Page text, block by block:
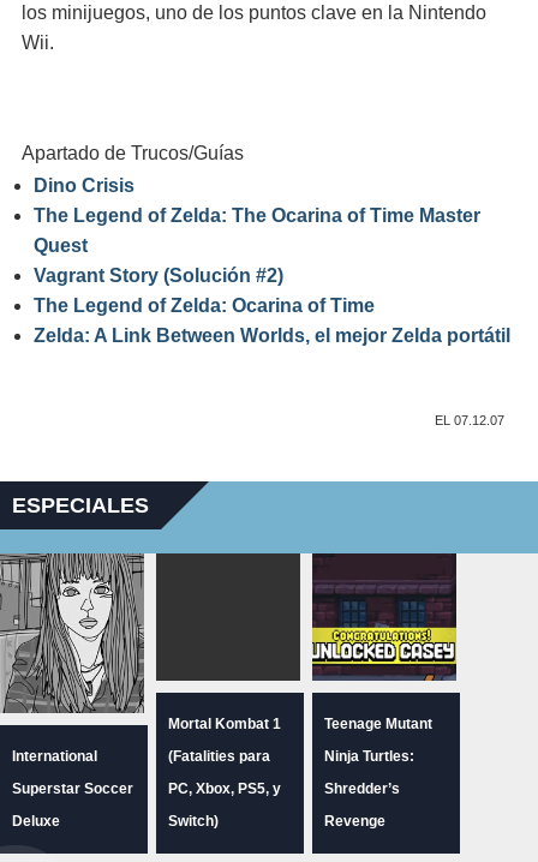
los minijuegos, uno de los puntos clave en la Nintendo
Wii.
Apartado de Trucos/Guías
Dino Crisis
The Legend of Zelda: The Ocarina of Time Master
Quest
Vagrant Story (Solución #2)
The Legend of Zelda: Ocarina of Time
Zelda: A Link Between Worlds, el mejor Zelda portátil
EL 07.12.07
ESPECIALES
International
Superstar Soccer
Deluxe
Mortal Kombat 1
(Fatalities para
PC, Xbox, PS5, y
Switch)
Teenage Mutant
Ninja Turtles:
Shredder’s
Revenge